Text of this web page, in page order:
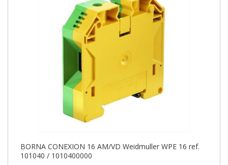
BORNA CONEXION 16 AM/VD Weidmuller WPE 16 ref.
101040 / 1010400000